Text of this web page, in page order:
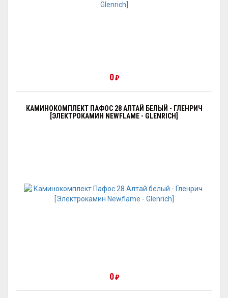
0₽
КАМИНОКОМПЛЕКТ ПАФОС 28 АЛТАЙ БЕЛЫЙ - ГЛЕНРИЧ
[ЭЛЕКТРОКАМИН NEWFLAME - GLENRICH]
0₽